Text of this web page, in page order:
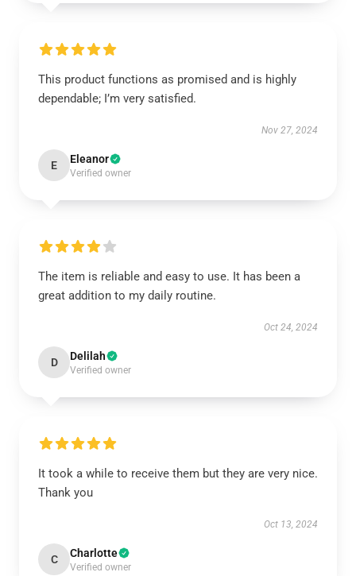
This product functions as promised and is highly
dependable; I’m very satisfied.
Nov 27, 2024
E Eleanor
Verified owner
The item is reliable and easy to use. It has been a
great addition to my daily routine.
Oct 24, 2024
D Delilah
Verified owner
It took a while to receive them but they are very nice.
Thank you
Oct 13, 2024
C Charlotte
Verified owner